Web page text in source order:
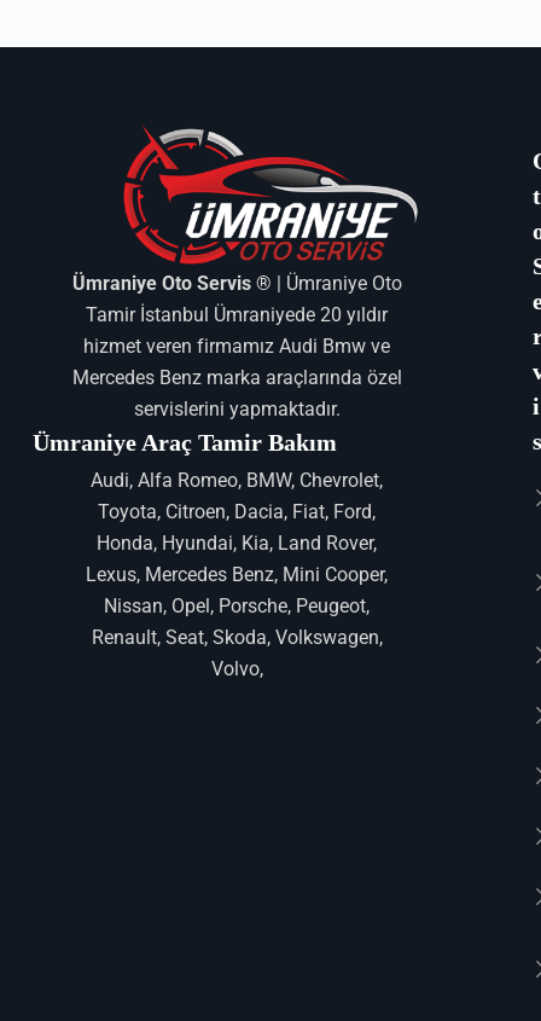
Ümraniye Oto Servis ® | Ümraniye Oto
Tamir İstanbul Ümraniyede 20 yıldır
hizmet veren firmamız Audi Bmw ve
Mercedes Benz marka araçlarında özel
servislerini yapmaktadır.
Ümraniye Araç Tamir Bakım
Audi, Alfa Romeo, BMW, Chevrolet,
Toyota, Citroen, Dacia, Fiat, Ford,
Honda, Hyundai, Kia, Land Rover,
Lexus, Mercedes Benz, Mini Cooper,
Nissan, Opel, Porsche, Peugeot,
Renault, Seat, Skoda, Volkswagen,
Volvo,
t
i